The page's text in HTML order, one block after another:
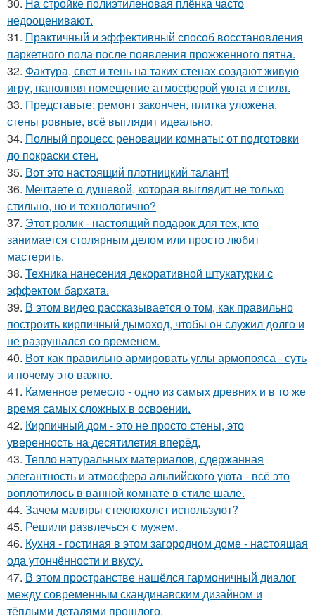
недооценивают.
31. Практичный и эффективный способ восстановления
паркетного пола после появления прожженного пятна.
32. Фактура, свет и тень на таких стенах создают живую
игру, наполняя помещение атмосферой уюта и стиля.
33. Представьте: ремонт закончен, плитка уложена,
стены ровные, всё выглядит идеально.
34. Полный процесс реновации комнаты: от подготовки
до покраски стен.
35. Вот это настоящий плотницкий талант!
36. Мечтаете о душевой, которая выглядит не только
стильно, но и технологично?
37. Этот ролик - настоящий подарок для тех, кто
занимается столярным делом или просто любит
мастерить.
38. Техника нанесения декоративной штукатурки с
эффектом бархата.
39. В этом видео рассказывается о том, как правильно
построить кирпичный дымоход, чтобы он служил долго и
не разрушался со временем.
40. Вот как правильно армировать углы армопояса - суть
и почему это важно.
41. Каменное ремесло - одно из самых древних и в то же
время самых сложных в освоении.
42. Кирпичный дом - это не просто стены, это
уверенность на десятилетия вперёд.
43. Тепло натуральных материалов, сдержанная
элегантность и атмосфера альпийского уюта - всё это
воплотилось в ванной комнате в стиле шале.
44. Зачем маляры стеклохолст используют?
45. Решили развлечься с мужем.
46. Кухня - гостиная в этом загородном доме - настоящая
ода утончённости и вкусу.
47. В этом пространстве нашёлся гармоничный диалог
между современным скандинавским дизайном и
тёплыми деталями прошлого.